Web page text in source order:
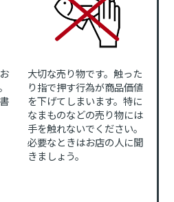
大切な売り物です。触った
り指で押す行為が商品価値
を下げてしまいます。特に
なまものなどの売り物には
手を触れないでください。
必要なときはお店の人に聞
きましょう。